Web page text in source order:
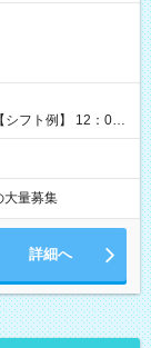
大量募集
詳細へ